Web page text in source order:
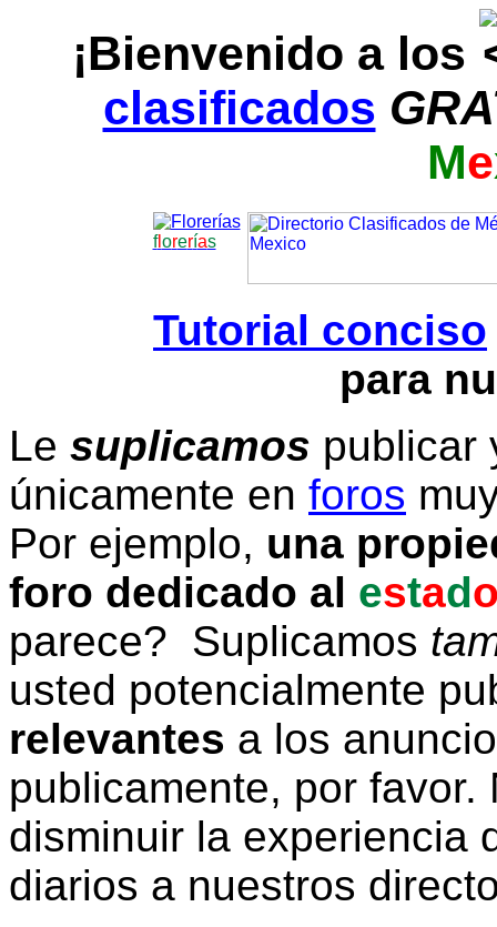
¡Bienvenido a los
clasificados
Me
florerías
Tutorial conciso
para
Le suplicamos publicar
únicamente en foros
Por ejemplo, una
foro dedicado al estad
parece? Suplicamos
usted potencialmente
relevantes a los
publicamente, por
disminuir la experiencia
diarios a nuestros